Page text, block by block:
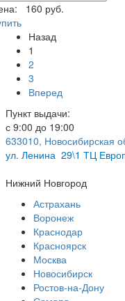
160 руб.
Назад
1
2
3
Вперед
Пункт выдачи:
с 9:00 до 19:00
633010, Новосибирская
ул. Ленина 29\1 ТЦ
Нижний Новгород
Астрахань
Воронеж
Краснодар
Красноярск
Москва
Новосибирск
Ростов-на-Дону